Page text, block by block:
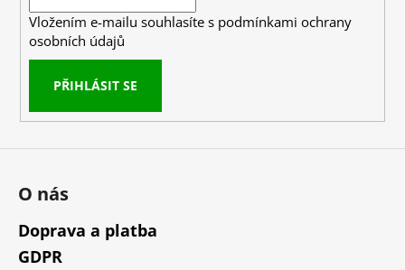
Vložením e-mailu souhlasíte s podmínkami ochrany
osobních údajů
PŘIHLÁSIT SE
O nás
Doprava a platba
GDPR